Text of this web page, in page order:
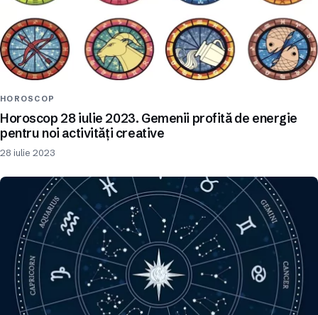
HOROSCOP
Horoscop 28 iulie 2023. Gemenii profită de energie
pentru noi activități creative
28 iulie 2023